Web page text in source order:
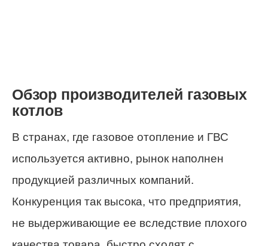
Обзор производителей газовых
котлов
В странах, где газовое отопление и ГВС
используется активно, рынок наполнен
продукцией различных компаний.
Конкуренция так высока, что предприятия,
не выдерживающие ее вследствие плохого